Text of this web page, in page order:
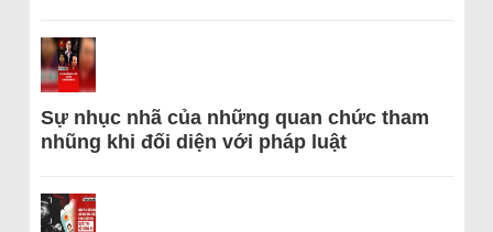
Sự nhục nhã của những quan chức tham
nhũng khi đối diện với pháp luật